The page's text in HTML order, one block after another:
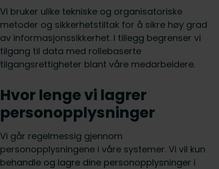
Vi bruker ulike tekniske og organisatoriske
metoder og sikkerhetstiltak for å sikre høy grad
av informasjonssikkerhet. I tillegg begrenser vi
tilgang til data med rollebaserte
tilgangsrettigheter blant våre medarbeidere.
Hvor lenge vi lagrer
personopplysninger
Vi går regelmessig gjennom
personopplysningene i våre systemer. Vi vil kun
behandle og lagre dine personopplysninger i